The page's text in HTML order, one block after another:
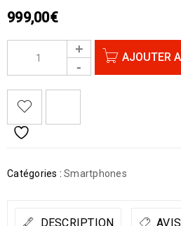
999,00€
AJOUTER
Catégories : Smartphones
DESCRIPTION